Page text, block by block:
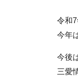
令和
今年
今後
三愛